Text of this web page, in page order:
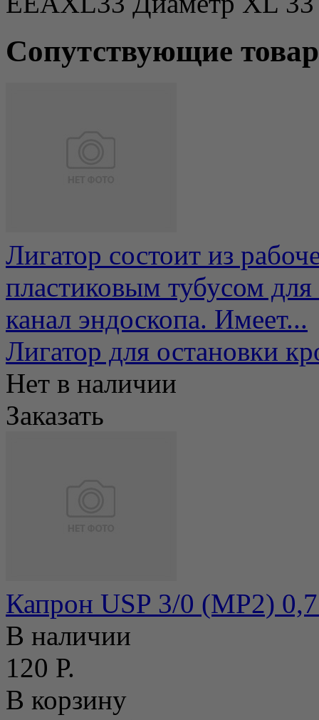
Сопутствующие
Лигатор состоит из
пластиковым тубусом
канал эндоскопа. Имеет...
Лигатор для остановки
Нет в наличии
Заказать
Капрон USP 3/0 (МР2)
В наличии
120 Р.
В корзину